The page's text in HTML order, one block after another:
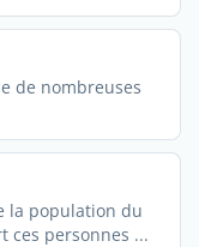
de nombreuses
la population du
ces personnes ...